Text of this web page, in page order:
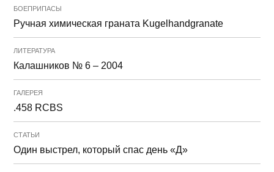
БОЕПРИПАСЫ
Ручная химическая граната Kugelhandgranate
ЛИТЕРАТУРА
Калашников № 6 – 2004
ГАЛЕРЕЯ
.458 RCBS
СТАТЬИ
Один выстрел, который спас день «Д»